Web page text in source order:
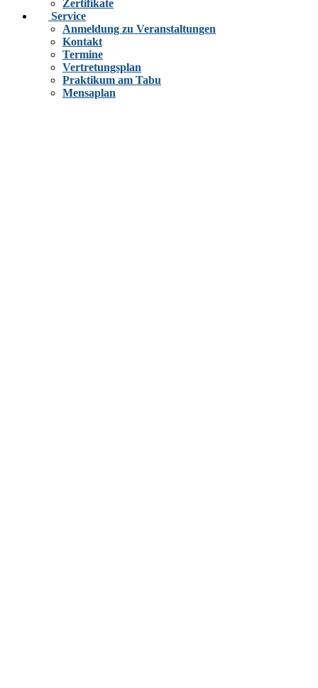
Zertifikate
Service
Anmeldung zu Veranstaltungen
Kontakt
Termine
Vertretungsplan
Praktikum am Tabu
Mensaplan